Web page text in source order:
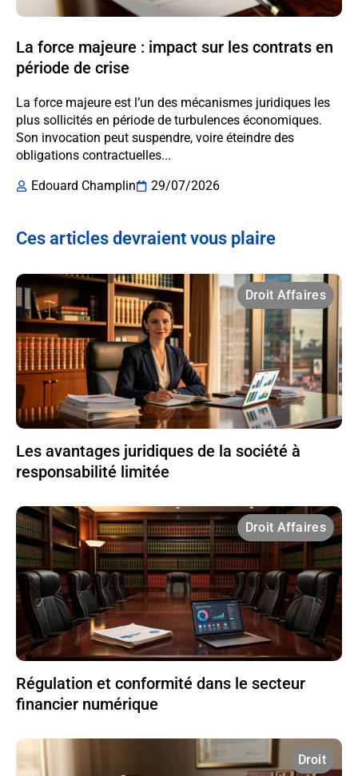
La force majeure : impact sur les contrats en
période de crise
La force majeure est l’un des mécanismes juridiques les
plus sollicités en période de turbulences économiques.
Son invocation peut suspendre, voire éteindre des
obligations contractuelles...
Edouard Champlin
29/07/2026
Ces articles devraient vous plaire
Droit Affaires
Les avantages juridiques de la société à
responsabilité limitée
Droit Affaires
Régulation et conformité dans le secteur
financier numérique
Droit